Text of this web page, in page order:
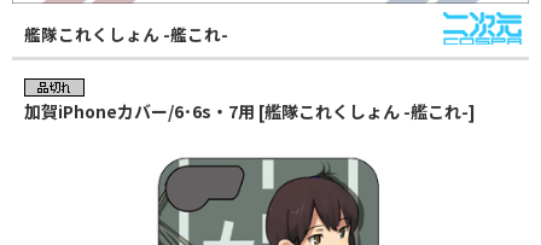
艦隊これくしょん -艦これ-
加賀iPhoneカバー/6･6s・7用 [艦隊これくしょん -艦これ-]